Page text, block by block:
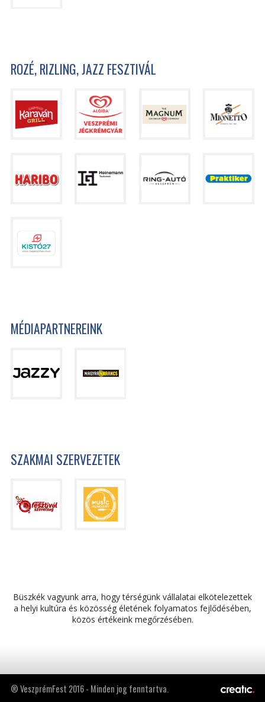
ROZÉ, RIZLING, JAZZ FESZTIVÁL
MÉDIAPARTNEREINK
SZAKMAI SZERVEZETEK
Büszkék vagyunk arra, hogy térségünk vállalatai elkötelezettek
a helyi kultúra és közösség életének folyamatos fejlődésében,
közös értékeink megőrzésében.
® VeszprémFest 2016 - Minden jog fenntartva.